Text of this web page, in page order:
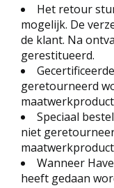
Het retour
mogelijk. De
de klant. Na
gerestitueerd.
geretourneerd
Speciaal
niet
Wanneer
heeft gedaan